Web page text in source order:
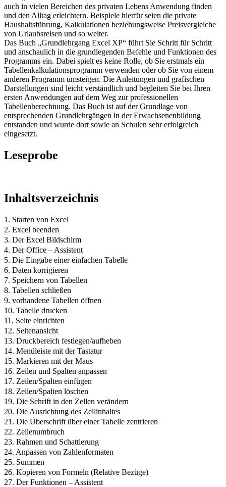
auch in vielen Bereichen des privaten Lebens Anwendung finden
und den Alltag erleichtern. Beispiele hierfür seien die private
Haushaltsführung, Kalkulationen beziehungsweise Preisvergleiche
von Urlaubsreisen und so weiter.
Das Buch „Grundlehrgang Excel XP“ führt Sie Schritt für Schritt
und anschaulich in die grundlegenden Befehle und Funktionen des
Programms ein. Dabei spielt es keine Rolle, ob Sie erstmals ein
Tabellenkalkulationsprogramm verwenden oder ob Sie von einem
anderen Programm umsteigen. Die Anleitungen und grafischen
Darstellungen sind leicht verständlich und begleiten Sie bei Ihren
ersten Anwendungen auf dem Weg zur professionellen
Tabellenberechnung. Das Buch ist auf der Grundlage von
entsprechenden Grundlehrgängen in der Erwachsenenbildung
entstanden und wurde dort sowie an Schulen sehr erfolgreich
eingesetzt.
Leseprobe
Inhaltsverzeichnis
1. Starten von Excel
2. Excel beenden
3. Der Excel Bildschirm
4. Der Office – Assistent
5. Die Eingabe einer einfachen Tabelle
6. Daten korrigieren
7. Speichern von Tabellen
8. Tabellen schließen
9. vorhandene Tabellen öffnen
10. Tabelle drucken
11. Seite einrichten
12. Seitenansicht
13. Druckbereich festlegen/aufheben
14. Menüleiste mit der Tastatur
15. Markieren mit der Maus
16. Zeilen und Spalten anpassen
17. Zeilen/Spalten einfügen
18. Zeilen/Spalten löschen
19. Die Schrift in den Zellen verändern
20. Die Ausrichtung des Zellinhaltes
21. Die Überschrift über einer Tabelle zentrieren
22. Zeilenumbruch
23. Rahmen und Schattierung
24. Anpassen von Zahlenformaten
25. Summen
26. Kopieren von Formeln (Relative Bezüge)
27. Der Funktionen – Assistent